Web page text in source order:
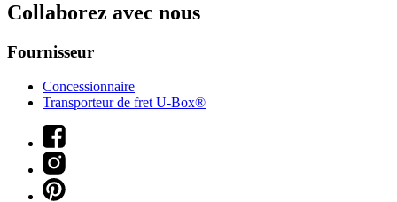
Collaborez avec nous
Fournisseur
Concessionnaire
Transporteur de fret U-Box®